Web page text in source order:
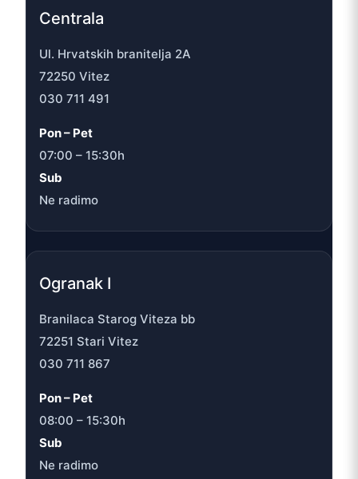
Centrala
Ul. Hrvatskih branitelja 2A
72250 Vitez
030 711 491
Pon – Pet
07:00 – 15:30h
Sub
Ne radimo
Ogranak I
Branilaca Starog Viteza bb
72251 Stari Vitez
030 711 867
Pon – Pet
08:00 – 15:30h
Sub
Ne radimo